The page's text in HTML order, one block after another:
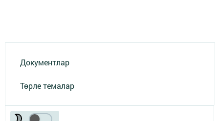
Документлар
Төрле темалар